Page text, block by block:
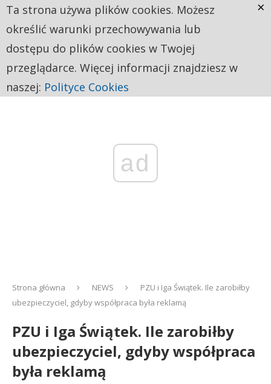
ad
Strona główna NEWS
PZU i Iga Świątek. Ile zarobiłby
ubezpieczyciel, gdyby współpraca była reklamą
PZU i Iga Świątek. Ile zarobiłby
ubezpieczyciel, gdyby współpraca
była reklamą
Ta strona używa plików cookies. Możesz
określić warunki przechowywania lub
dostępu do plików cookies w Twojej
przeglądarce. Więcej informacji znajdziesz w
naszej: Polityce Cookies
×